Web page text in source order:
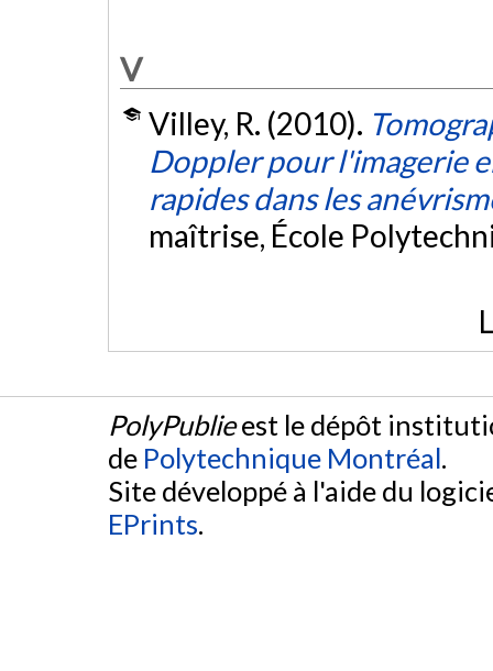
V
Villey, R. (2010).
Doppler pour l'imagerie
rapides dans les
maîtrise, École
PolyPublieest le dépôt
de Polytechnique Montréal.
Site développé à l'aide du
EPrints.